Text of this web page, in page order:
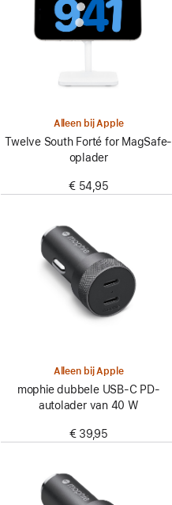
Alleen bij Apple
Twelve South Forté for MagSafe-
oplader
€ 54,95
Alleen bij Apple
mophie dubbele USB‑C PD-
autolader van 40 W
€ 39,95